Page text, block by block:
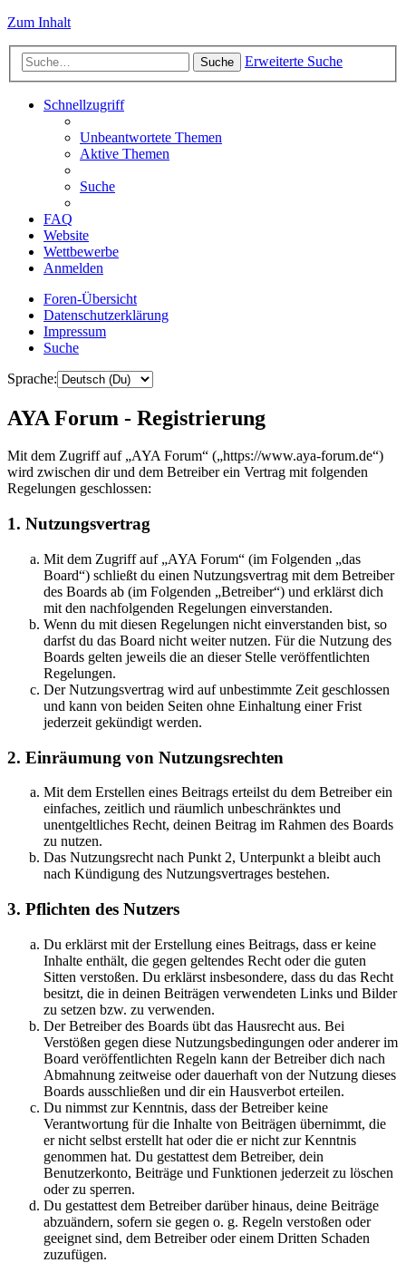
Zum Inhalt
Suche Erweiterte Suche
Schnellzugriff
Unbeantwortete Themen
Aktive Themen
Suche
FAQ
Website
Wettbewerbe
Anmelden
Foren-Übersicht
Datenschutzerklärung
Impressum
Suche
Sprache:
AYA Forum - Registrierung
Mit dem Zugriff auf „AYA Forum“ („https://www.aya-forum.de“)
wird zwischen dir und dem Betreiber ein Vertrag mit folgenden
Regelungen geschlossen:
1. Nutzungsvertrag
Mit dem Zugriff auf „AYA Forum“ (im Folgenden „das
Board“) schließt du einen Nutzungsvertrag mit dem Betreiber
des Boards ab (im Folgenden „Betreiber“) und erklärst dich
mit den nachfolgenden Regelungen einverstanden.
Wenn du mit diesen Regelungen nicht einverstanden bist, so
darfst du das Board nicht weiter nutzen. Für die Nutzung des
Boards gelten jeweils die an dieser Stelle veröffentlichten
Regelungen.
Der Nutzungsvertrag wird auf unbestimmte Zeit geschlossen
und kann von beiden Seiten ohne Einhaltung einer Frist
jederzeit gekündigt werden.
2. Einräumung von Nutzungsrechten
Mit dem Erstellen eines Beitrags erteilst du dem Betreiber ein
einfaches, zeitlich und räumlich unbeschränktes und
unentgeltliches Recht, deinen Beitrag im Rahmen des Boards
zu nutzen.
Das Nutzungsrecht nach Punkt 2, Unterpunkt a bleibt auch
nach Kündigung des Nutzungsvertrages bestehen.
3. Pflichten des Nutzers
Du erklärst mit der Erstellung eines Beitrags, dass er keine
Inhalte enthält, die gegen geltendes Recht oder die guten
Sitten verstoßen. Du erklärst insbesondere, dass du das Recht
besitzt, die in deinen Beiträgen verwendeten Links und Bilder
zu setzen bzw. zu verwenden.
Der Betreiber des Boards übt das Hausrecht aus. Bei
Verstößen gegen diese Nutzungsbedingungen oder anderer im
Board veröffentlichten Regeln kann der Betreiber dich nach
Abmahnung zeitweise oder dauerhaft von der Nutzung dieses
Boards ausschließen und dir ein Hausverbot erteilen.
Du nimmst zur Kenntnis, dass der Betreiber keine
Verantwortung für die Inhalte von Beiträgen übernimmt, die
er nicht selbst erstellt hat oder die er nicht zur Kenntnis
genommen hat. Du gestattest dem Betreiber, dein
Benutzerkonto, Beiträge und Funktionen jederzeit zu löschen
oder zu sperren.
Du gestattest dem Betreiber darüber hinaus, deine Beiträge
abzuändern, sofern sie gegen o. g. Regeln verstoßen oder
geeignet sind, dem Betreiber oder einem Dritten Schaden
zuzufügen.